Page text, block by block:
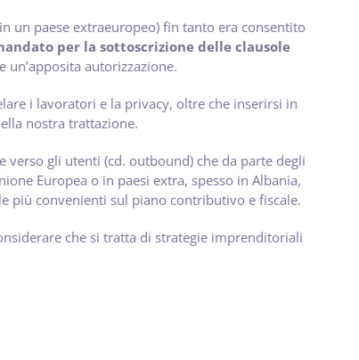
un paese extraeuropeo) fin tanto era consentito
per la sottoscrizione delle clausole
un’apposita autorizzazione.
i lavoratori e la privacy, oltre che inserirsi in
nostra trattazione.
gli utenti (cd. outbound) che da parte degli
Europea o in paesi extra, spesso in Albania,
più convenienti sul piano contributivo e fiscale.
che si tratta di strategie imprenditoriali